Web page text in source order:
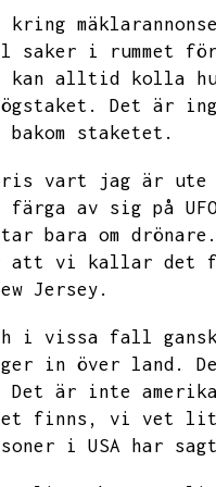
i rummet
kan alltid kolla
Det är
bakom staketet.
vart jag är
av sig på
bara om
att vi kallar det
Jersey.
i vissa fall
in över land.
Det är inte
finns,
vi vet
i USA har